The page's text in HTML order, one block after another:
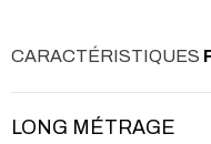
CARACTÉRISTIQUES
LONG MÉTRAGE